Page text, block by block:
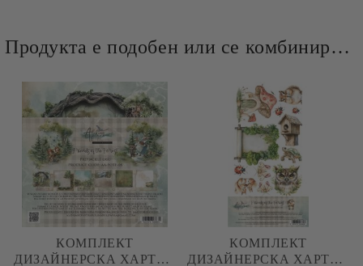
Продукта е подобен или се комбинира добре и със следните продукти :
КОМПЛЕКТ
ДИЗАЙНЕРСКА ХАРТИЯ
КОМПЛЕКТ
ДИЗАЙНЕРСКА ХАРТИЯ